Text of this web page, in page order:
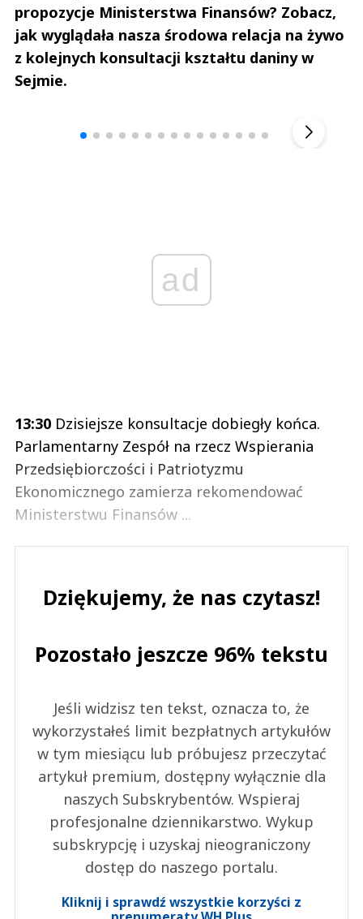
propozycje Ministerstwa Finansów? Zobacz,
jak wyglądała nasza środowa relacja na żywo
z kolejnych konsultacji kształtu daniny w
Sejmie.
ad
13:30 Dzisiejsze konsultacje dobiegły końca.
Parlamentarny Zespół na rzecz Wspierania
Przedsiębiorczości i Patriotyzmu
Ekonomicznego zamierza rekomendować
Ministerstwu Finansów ...
Dziękujemy, że nas czytasz!
Pozostało jeszcze 96% tekstu
Jeśli widzisz ten tekst, oznacza to, że
wykorzystałeś limit bezpłatnych artykułów
w tym miesiącu lub próbujesz przeczytać
artykuł premium, dostępny wyłącznie dla
naszych Subskrybentów. Wspieraj
profesjonalne dziennikarstwo. Wykup
subskrypcję i uzyskaj nieograniczony
dostęp do naszego portalu.
Kliknij i sprawdź wszystkie korzyści z